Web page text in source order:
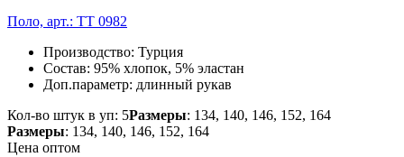
Поло, арт.: TT 0982
Производство: Турция
Состав: 95% хлопок, 5% эластан
Доп.параметр: длинный рукав
Кол-во штук в уп: 5Размеры: 134, 140, 146, 152, 164
Размеры: 134, 140, 146, 152, 164
Цена оптом